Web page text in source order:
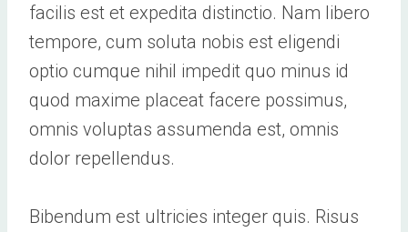
facilis est et expedita distinctio. Nam libero
tempore, cum soluta nobis est eligendi
optio cumque nihil impedit quo minus id
quod maxime placeat facere possimus,
omnis voluptas assumenda est, omnis
dolor repellendus.
Bibendum est ultricies integer quis. Risus